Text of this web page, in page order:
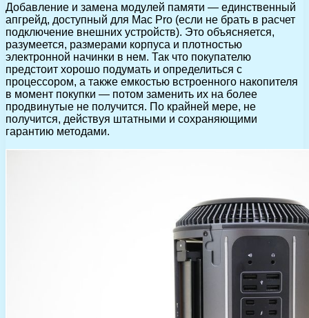
Добавление и замена модулей памяти — единственный
апгрейд, доступный для Mac Pro (если не брать в расчет
подключение внешних устройств). Это объясняется,
разумеется, размерами корпуса и плотностью
электронной начинки в нем. Так что покупателю
предстоит хорошо подумать и определиться с
процессором, а также емкостью встроенного накопителя
в момент покупки — потом заменить их на более
продвинутые не получится. По крайней мере, не
получится, действуя штатными и сохраняющими
гарантию методами.